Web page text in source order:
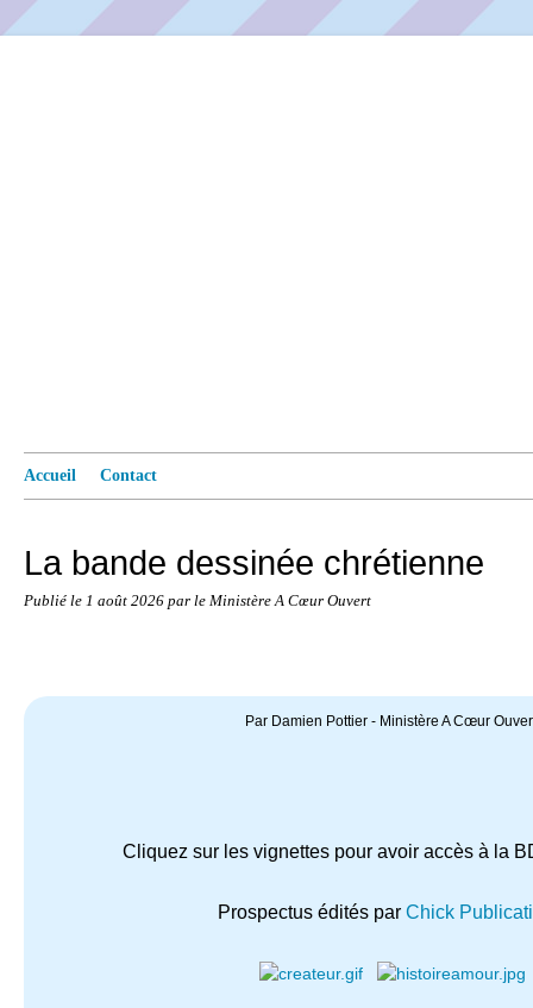
Accueil Contact
La bande dessinée chrétienne
Publié le 1 août 2026 par le Ministère A Cœur Ouvert
Par Damien Pottier - Ministère A Cœur
Cliquez sur les vignettes pour avoir accès à la
Prospectus édités par Chick